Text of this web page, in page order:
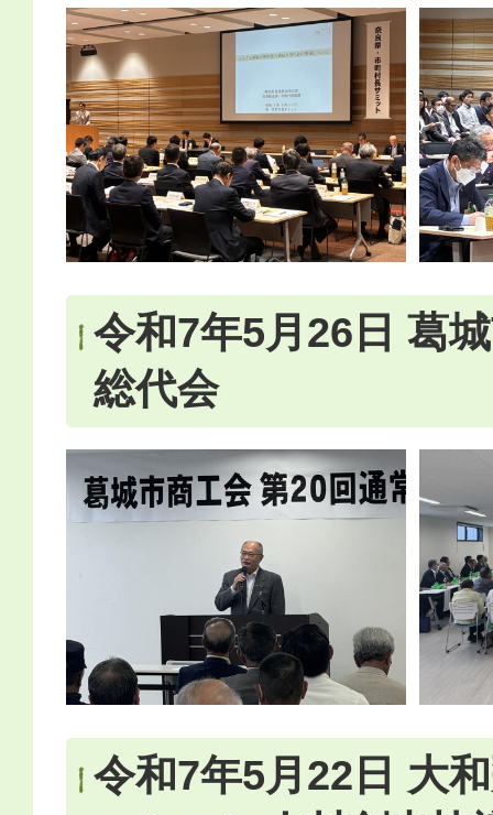
令和7年5月26日 葛
総代会
令和7年5月22日 大